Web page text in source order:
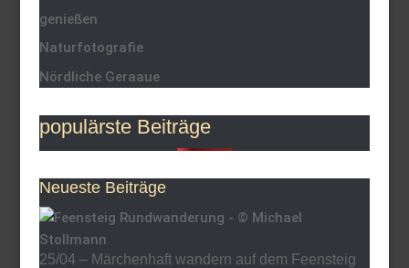
genießen
Naturfotografie
Nördliche Geraaue
populärste Beiträge
Neueste Beiträge
25/04 – Märchenhaft wandern auf dem Feensteig